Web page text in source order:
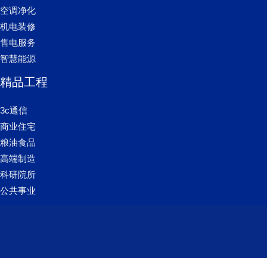
空调净化
机电装修
售电服务
智慧能源
精品工程
3c通信
商业住宅
粮油食品
高端制造
科研院所
公共事业